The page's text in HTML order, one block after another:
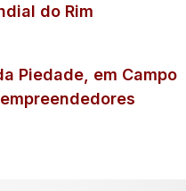
do Rim
Piedade, em Campo